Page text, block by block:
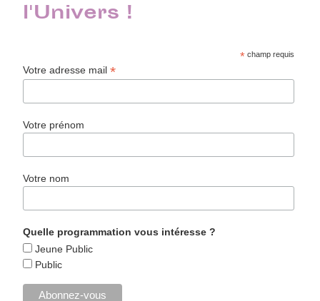
l'Univers !
* champ requis
Votre adresse mail*
Votre prénom
Votre nom
Quelle programmation vous intéresse ?
Jeune Public
Public